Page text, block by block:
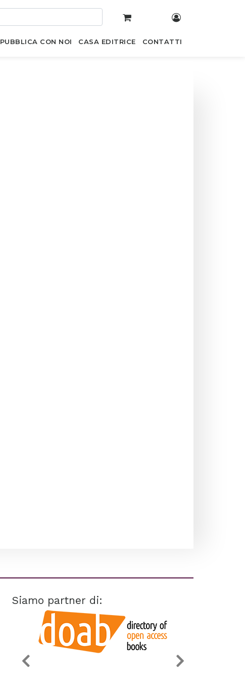
PUBBLICA CON NOI CASA EDITRICE CONTATTI
Siamo partner di: